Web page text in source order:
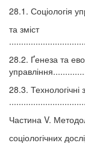
28.1. Соціологія
та зміст
28.2. Ґенеза та
28.3. Технологічні
Частина V.
соціологічних